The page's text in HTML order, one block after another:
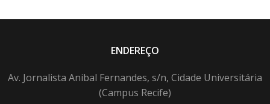
ENDEREÇO
Av. Jornalista Anibal Fernandes, s/n, Cidade Universitária
(Campus Recife)